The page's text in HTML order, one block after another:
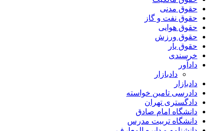
حقوق مدنی
حقوق نفت و گاز
حقوق هوایی
حقوق ورزش
حقوق یار
خرسندی
دادآور
دادبازار
دادبازار
دادرسی تامین خواسته
دادگستری تهران
دانشگاه امام صادق
دانشگاه تربیت مدرس